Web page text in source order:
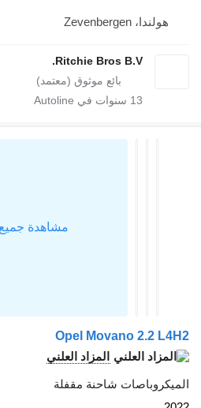
هولندا، Zevenbergen
Ritchie Bros B.V.
سنوات في Autoline
Opel Movano 2.2
المزاد العلني
شاحنة مقفلة